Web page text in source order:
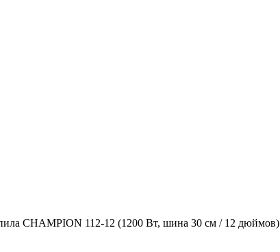
CHAMPION 112-12 (1200 Вт, шина 30 см / 12 дюймов)